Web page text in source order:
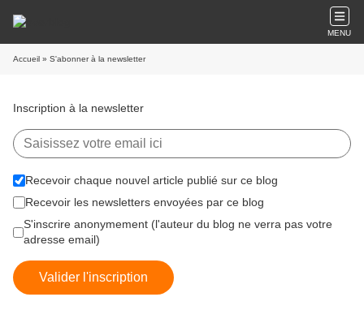
MENU
Accueil » S'abonner à la newsletter
Inscription à la newsletter
Recevoir chaque nouvel article publié sur ce blog
Recevoir les newsletters envoyées par ce blog
S'inscrire anonymement (l'auteur du blog ne verra pas votre
adresse email)
Valider l'inscription